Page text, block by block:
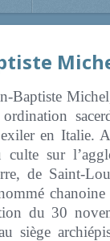
Baptiste
en Italie.
culte sur
de Saint-
du 30
siège